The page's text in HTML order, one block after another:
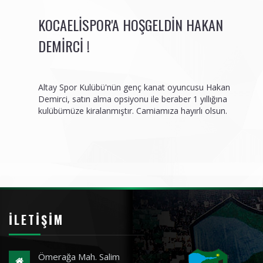
KOCAELISPOR'A HOŞGELDIN HAKAN
DEMIRCI !
Altay Spor Kulübü'nün genç kanat oyuncusu Hakan
Demirci, satın alma opsiyonu ile beraber 1 yıllığına
kulübümüze kiralanmıştır. Camiamıza hayırlı olsun.
İLETIŞIM
Ömerağa Mah. Salim